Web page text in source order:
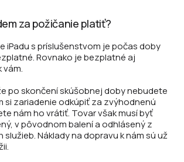
za požičanie platiť?
iPadu s príslušenstvom je počas doby
Rovnako je bezplatné aj
vám.
po skončení skúšobnej doby nebudete
si zariadenie odkúpiť za zvýhodnenú
nám ho vrátiť. Tovar však musí byť
v pôvodnom balení a odhlásený z
Náklady na dopravu k nám sú už